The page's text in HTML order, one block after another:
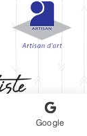
Google